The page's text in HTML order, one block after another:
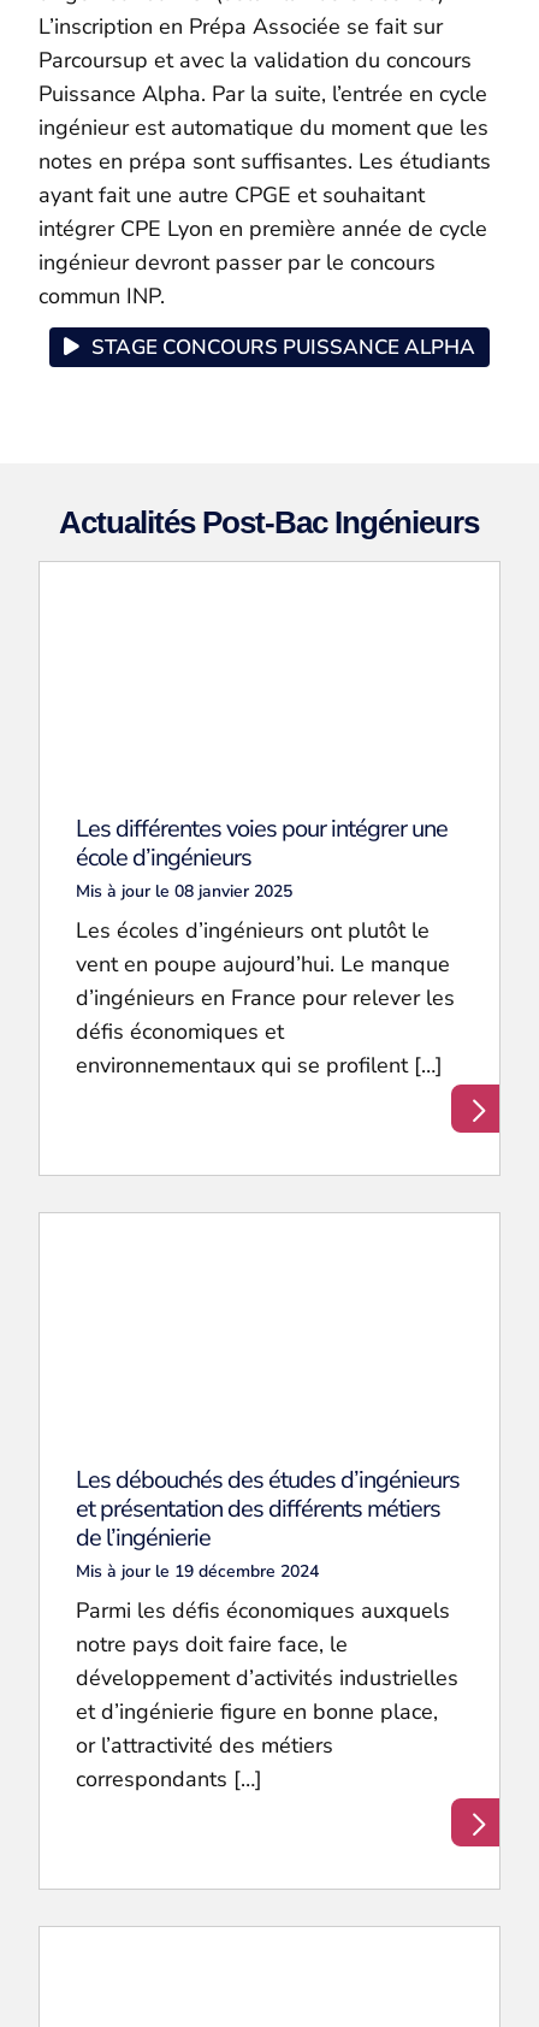
L’inscription en Prépa Associée se fait sur
Parcoursup et avec la validation du concours
Puissance Alpha. Par la suite, l’entrée en cycle
ingénieur est automatique du moment que les
notes en prépa sont suffisantes. Les étudiants
ayant fait une autre CPGE et souhaitant
intégrer CPE Lyon en première année de cycle
ingénieur devront passer par le concours
commun INP.
STAGE CONCOURS PUISSANCE ALPHA
Actualités Post-Bac Ingénieurs
Les différentes voies pour intégrer une
école d’ingénieurs
Mis à jour le 08 janvier 2025
Les écoles d’ingénieurs ont plutôt le
vent en poupe aujourd’hui. Le manque
d’ingénieurs en France pour relever les
défis économiques et
environnementaux qui se profilent […]
Les débouchés des études d’ingénieurs
et présentation des différents métiers
de l’ingénierie
Mis à jour le 19 décembre 2024
Parmi les défis économiques auxquels
notre pays doit faire face, le
développement d’activités industrielles
et d’ingénierie figure en bonne place,
or l’attractivité des métiers
correspondants […]